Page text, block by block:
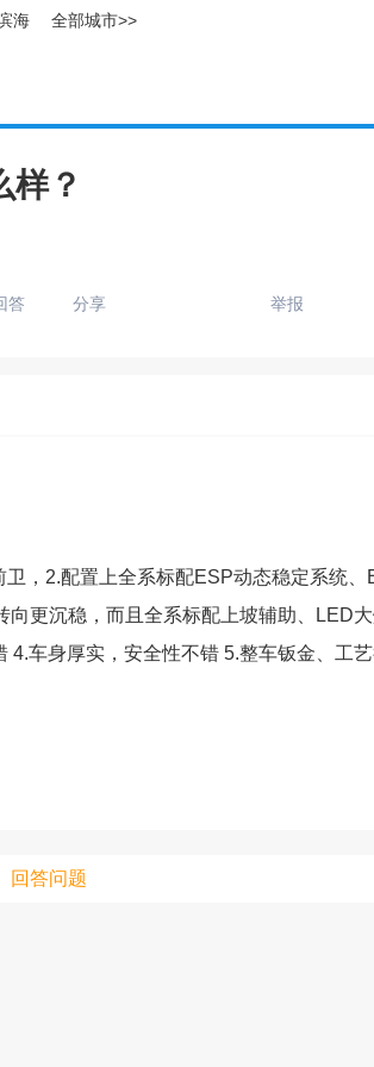
海 全部城市>>
样？
答 分享 举报
，2.配置上全系标配ESP动态稳定系统、
更沉稳，而且全系标配上坡辅助、LED
车身厚实，安全性不错 5.整车钣金、工
回答问题